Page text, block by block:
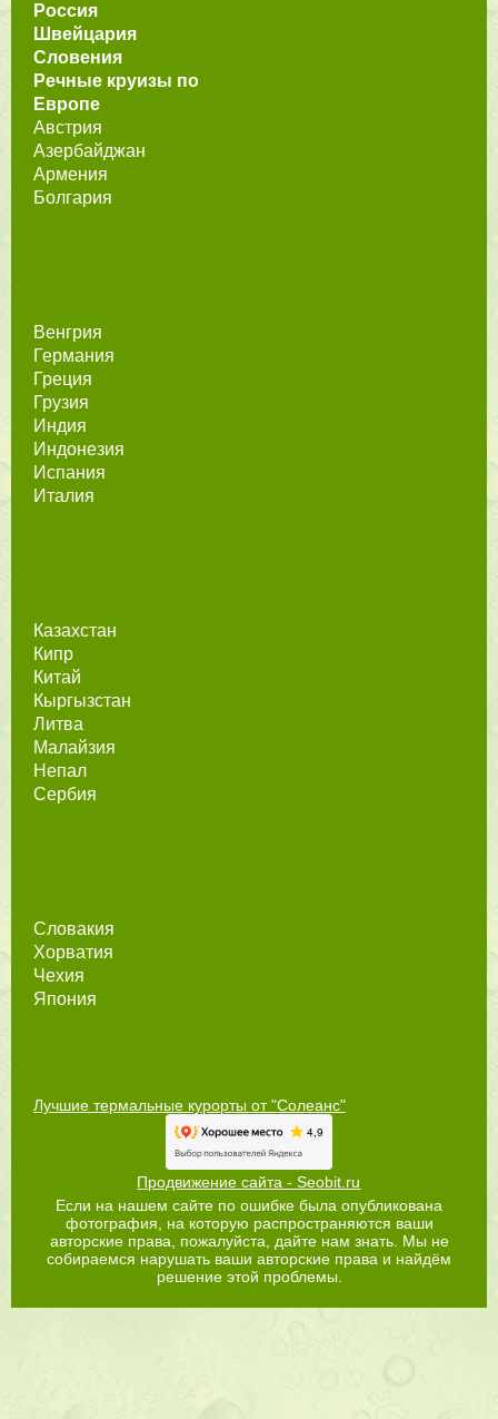
Россия
Швейцария
Словения
Речные круизы по
Европе
Австрия
Азербайджан
Армения
Болгария
Венгрия
Германия
Греция
Грузия
Индия
Индонезия
Испания
Италия
Казахстан
Кипр
Китай
Кыргызстан
Литва
Малайзия
Непал
Сербия
Словакия
Хорватия
Чехия
Япония
Лучшие термальные курорты от "Солеанс"
Продвижение сайта - Seobit.ru
Если на нашем сайте по ошибке была опубликована
фотография, на которую распространяются ваши
авторские права, пожалуйста, дайте нам знать. Мы не
собираемся нарушать ваши авторские права и найдём
решение этой проблемы.